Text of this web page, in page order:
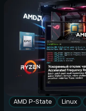
AMD P-State Linux